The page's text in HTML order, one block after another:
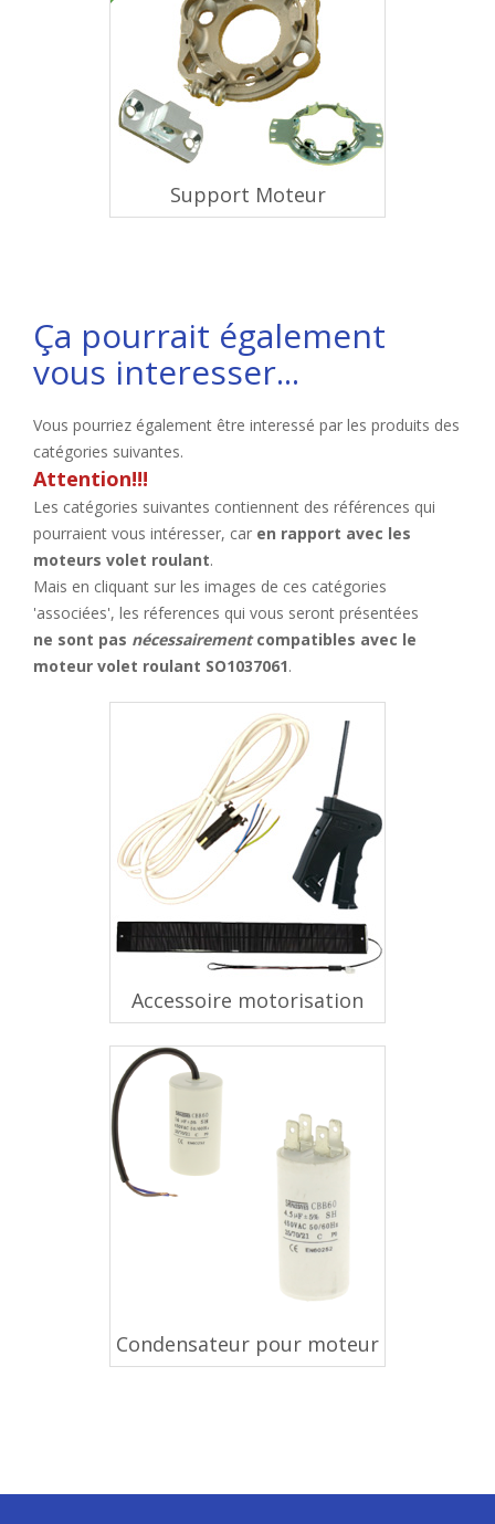
Support Moteur
Ça pourrait également
vous interesser...
Vous pourriez également être interessé par les produits des
catégories suivantes.
Attention!!!
Les catégories suivantes contiennent des références qui
pourraient vous intéresser, car en rapport avec les
moteurs volet roulant.
Mais en cliquant sur les images de ces catégories
'associées', les réferences qui vous seront présentées
ne sont pas nécessairementcompatibles avec le
moteur volet roulant SO1037061.
Accessoire motorisation
Condensateur pour moteur